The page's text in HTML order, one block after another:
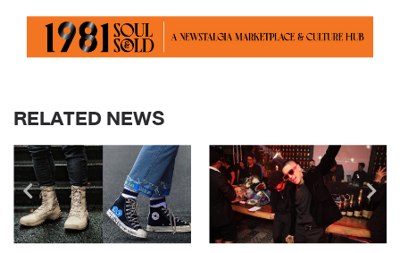
RELATED NEWS